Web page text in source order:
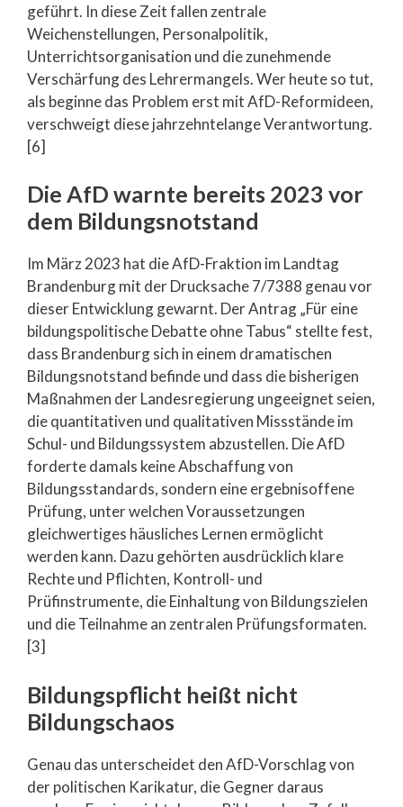
geführt. In diese Zeit fallen zentrale
Weichenstellungen, Personalpolitik,
Unterrichtsorganisation und die zunehmende
Verschärfung des Lehrermangels. Wer heute so tut,
als beginne das Problem erst mit AfD-Reformideen,
verschweigt diese jahrzehntelange Verantwortung.
[6]
Die AfD warnte bereits 2023 vor
dem Bildungsnotstand
Im März 2023 hat die AfD-Fraktion im Landtag
Brandenburg mit der Drucksache 7/7388 genau vor
dieser Entwicklung gewarnt. Der Antrag „Für eine
bildungspolitische Debatte ohne Tabus“ stellte fest,
dass Brandenburg sich in einem dramatischen
Bildungsnotstand befinde und dass die bisherigen
Maßnahmen der Landesregierung ungeeignet seien,
die quantitativen und qualitativen Missstände im
Schul- und Bildungssystem abzustellen. Die AfD
forderte damals keine Abschaffung von
Bildungsstandards, sondern eine ergebnisoffene
Prüfung, unter welchen Voraussetzungen
gleichwertiges häusliches Lernen ermöglicht
werden kann. Dazu gehörten ausdrücklich klare
Rechte und Pflichten, Kontroll- und
Prüfinstrumente, die Einhaltung von Bildungszielen
und die Teilnahme an zentralen Prüfungsformaten.
[3]
Bildungspflicht heißt nicht
Bildungschaos
Genau das unterscheidet den AfD-Vorschlag von
der politischen Karikatur, die Gegner daraus